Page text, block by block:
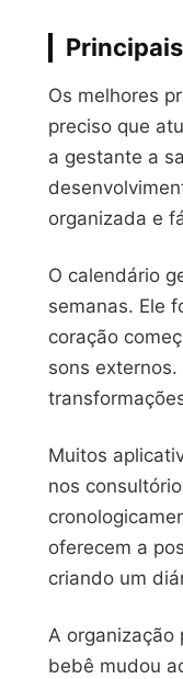
Os melhores
preciso que
a gestante a
organizada e
O calendário
semanas. Ele
coração
sons
Muitos
nos
oferecem a
criando um
A organização
bebê mudou